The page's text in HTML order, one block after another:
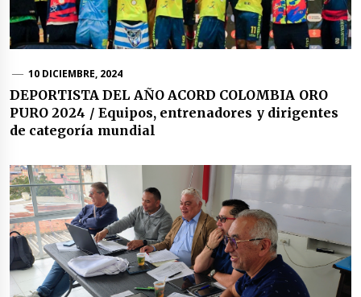
10 DICIEMBRE, 2024
DEPORTISTA DEL AÑO ACORD COLOMBIA ORO
PURO 2024 / Equipos, entrenadores y dirigentes
de categoría mundial